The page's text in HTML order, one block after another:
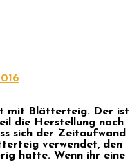
mit Blätterteig. Der ist
die Herstellung nach
sich der Zeitaufwand
verwendet, den
hatte. Wenn ihr eine